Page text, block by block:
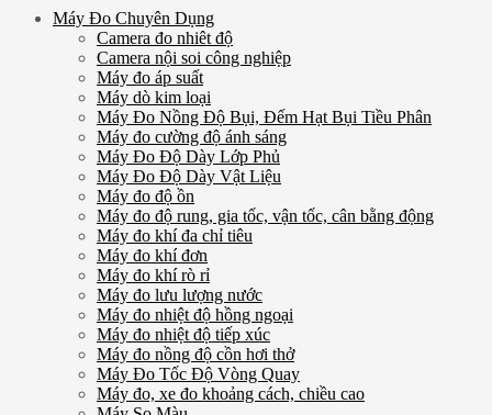
Máy Đo Chuyên Dụng
Camera đo nhiêt độ
Camera nội soi công nghiệp
Máy đo áp suất
Máy dò kim loại
Máy Đo Nồng Độ Bụi, Đếm Hạt Bụi Tiều Phân
Máy đo cường độ ánh sáng
Máy Đo Độ Dày Lớp Phủ
Máy Đo Độ Dày Vật Liệu
Máy đo độ ồn
Máy đo độ rung, gia tốc, vận tốc, cân bằng động
Máy đo khí đa chỉ tiêu
Máy đo khí đơn
Máy đo khí rò rỉ
Máy đo lưu lượng nước
Máy đo nhiệt độ hồng ngoại
Máy đo nhiệt độ tiếp xúc
Máy đo nồng độ cồn hơi thở
Máy Đo Tốc Độ Vòng Quay
Máy đo, xe đo khoảng cách, chiều cao